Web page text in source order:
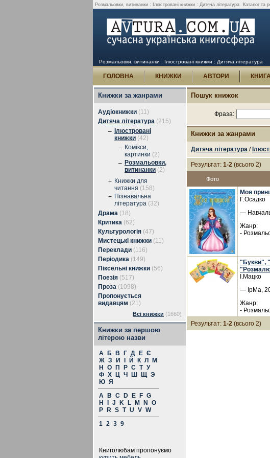
Розмальовки, витинанки : Ілюстровані книжки : Дитяча література. Каталог та
Розмальовки, витинанки : Ілюстровані книжки : Дитяча література
ГОЛОВНА КНИЖКИ АВТОРИ
Книжки за жанрами
Аудіокнижки (11)
Дитяча література (215)
– Ілюстровані
книжки (42)
– Комікси,
картинки (2)
– Розмальовки,
витинанки (2)
+ Книжки для
читання (158)
+ Пізнавальна
література (32)
Драма (18)
Критика (62)
Культурологія (47)
Мистецькі книжки (11)
Переклади (116)
Періодика (149)
Піксельні книжки (56)
Поезія (517)
Проза (1098)
Пропонується
видавцям (21)
Всі книжки (1660)
Книжки за першою
літерою назви
А Б В Г Д Е Є
Ж З И Й К Л
М
Н
О П Р С Т У
Ф Х Ц Ч Ш Щ Э
Ю Я
A
B C D E F G
H
J K L M N
O
P
R S T U V W
1 2 3 9
Книголюбам пропонуємо
Пошук книжок
Фраза:
Книжки за жанрами
Дитяча література /
Результат: 1-2 (всього 2)
Фото
Моя
Г.Осадко
—
Жанр:
-
"Букви",
І.Мацко
— ІрМа,
Жанр:
-
Результат: 1-2 (всього 2)